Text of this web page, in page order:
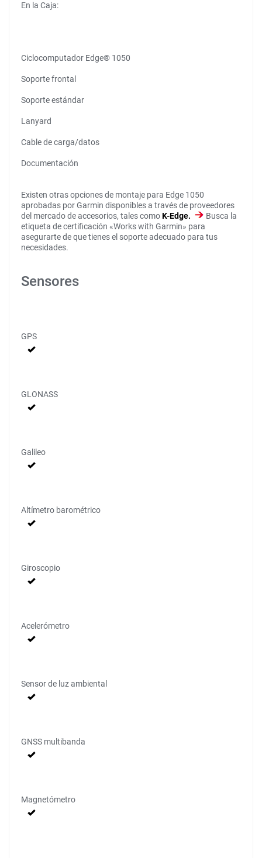
En la Caja:
Ciclocomputador Edge® 1050
Soporte frontal
Soporte estándar
Lanyard
Cable de carga/datos
Documentación
Existen otras opciones de montaje para Edge 1050
aprobadas por Garmin disponibles a través de proveedores
del mercado de accesorios, tales comoK-Edge.
Busca la
etiqueta de certificación «Works with Garmin» para
asegurarte de que tienes el soporte adecuado para tus
necesidades.
Sensores
GPS
GLONASS
Galileo
Altímetro barométrico
Giroscopio
Acelerómetro
Sensor de luz ambiental
GNSS multibanda
Magnetómetro